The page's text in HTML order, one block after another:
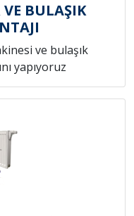
BULAŞIK
ve bulaşık
yapıyoruz